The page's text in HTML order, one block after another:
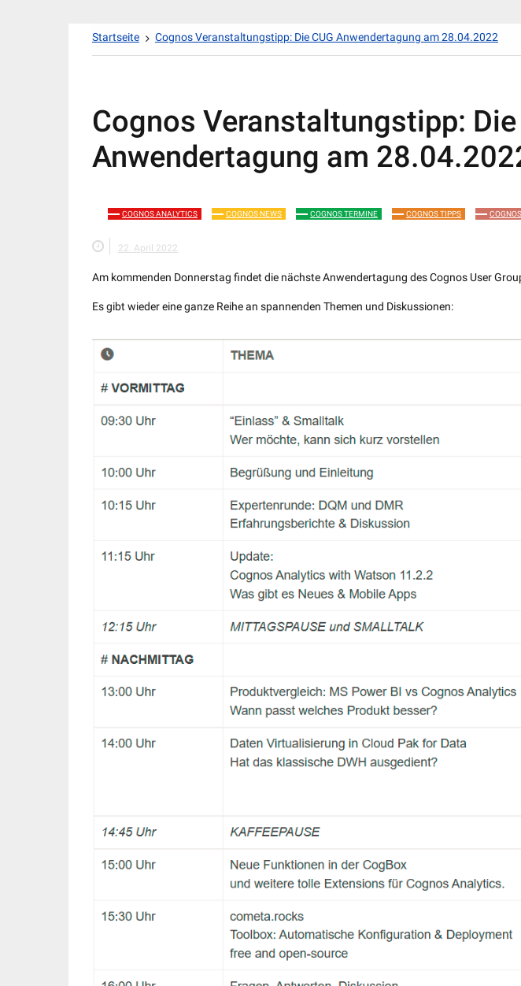
Startseite Cognos Veranstaltungstipp: Die CUG Anwendertagung am 28.04.2022
Cognos Veranstaltungstipp: Die
Anwendertagung am
COGNOS ANALYTICS COGNOS NEWS COGNOS TERMINE COGNOS TIPPS
22. April 2022
Am kommenden Donnerstag findet die nächste Anwendertagung des Cognos User
Es gibt wieder eine ganze Reihe an spannenden Themen und Diskussionen: